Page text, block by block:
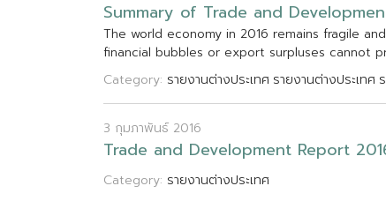
Summary of Trade and Developmen
The world economy in 2016 remains fragile and
fnancial bubbles or export surpluses cannot p
Category: รายงานต่างประเทศ รายงานต่างประเทศ
3 กุมภาพันธ์ 2016
Trade and Development Report 201
Category: รายงานต่างประเทศ